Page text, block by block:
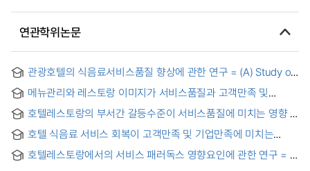
연관학위논문
관광호텔의 식음료서비스품질 향상에 관한 연구 = (A) Study on
Food and Beverage Service
메뉴관리와 레스토랑 이미지가 서비스품질과 고객만족 및
일식당 중심으로 = (A) study on the menu management and
the image of restaurant affecting the service quality, the
customer satisfaction, and the revisit intention :
emphasized on the Japanese restaurants of super deluxe
호텔레스토랑의 부서간 갈등수준이 서비스품질에 미치는 영향 =
service quality in the hotel industry
호텔 식음료 서비스 회복이 고객만족 및 기업만족에 미치는
Restoration of Dining Service in Hotels on Satisfaction of
호텔레스토랑에서의 서비스 패러독스 영향요인에 관한 연구 = A